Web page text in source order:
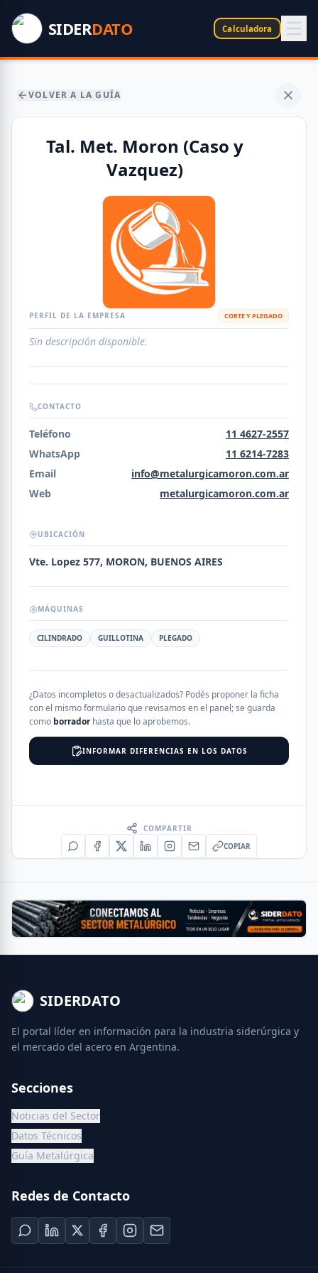
SIDERDATO Calculadora
VOLVER A LA GUÍA
Tal. Met. Moron (Caso y
Vazquez)
PERFIL DE LA EMPRESA CORTE Y PLEGADO
Sin descripción disponible.
CONTACTO
Teléfono
11 4627-2557
WhatsApp
11 6214-7283
Email
info@metalurgicamoron.com.ar
Web
metalurgicamoron.com.ar
UBICACIÓN
Vte. Lopez 577, MORON, BUENOS AIRES
MÁQUINAS
CILINDRADO GUILLOTINA PLEGADO
¿Datos incompletos o desactualizados? Podés proponer la ficha
con el mismo formulario que revisamos en el panel; se guarda
como borradorhasta que lo aprobemos.
INFORMAR DIFERENCIAS EN LOS DATOS
COMPARTIR
COPIAR
SIDERDATO
El portal líder en información para la industria siderúrgica y
el mercado del acero en Argentina.
Secciones
Noticias del Sector
Datos Técnicos
Guía Metalúrgica
Redes de Contacto